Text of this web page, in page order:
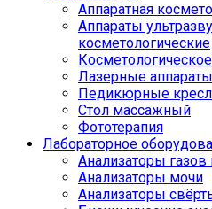
Аппаратная
Аппараты
косметологические
Лазерные
Педикюрные
Стол массажный
Фототерапия
Лабораторное
Анализаторы
Анализаторы мочи
Анализаторы